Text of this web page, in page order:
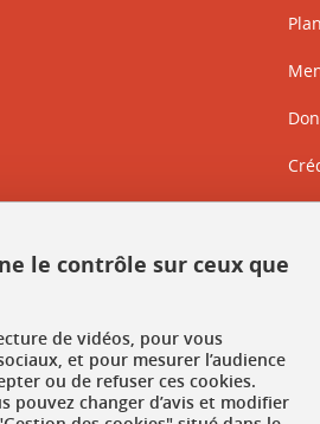
le contrôle sur ceux que
de vidéos, pour vous
et pour mesurer l’audience
ou de refuser ces cookies.
pouvez changer d’avis et modifier